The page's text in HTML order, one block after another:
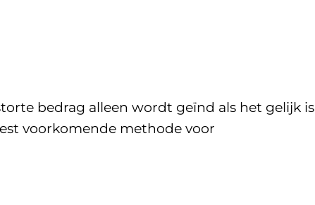
bedrag alleen wordt geïnd als het gelijk is
voorkomende methode voor